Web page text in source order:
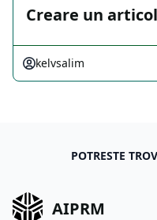
Creare un
kelvsalim
POTRESTE
AIPRM